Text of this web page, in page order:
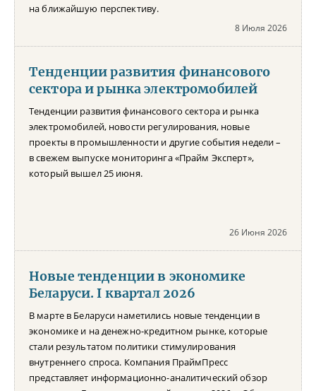
на ближайшую перспективу.
8 Июля 2026
Тенденции развития финансового
сектора и рынка электромобилей
Тенденции развития финансового сектора и рынка
электромобилей, новости регулирования, новые
проекты в промышленности и другие события недели –
в свежем выпуске мониторинга «Прайм Эксперт»,
который вышел 25 июня.
26 Июня 2026
Новые тенденции в экономике
Беларуси. I квартал 2026
В марте в Беларуси наметились новые тенденции в
экономике и на денежно-кредитном рынке, которые
стали результатом политики стимулирования
внутреннего спроса. Компания ПраймПресс
представляет информационно-аналитический обзор